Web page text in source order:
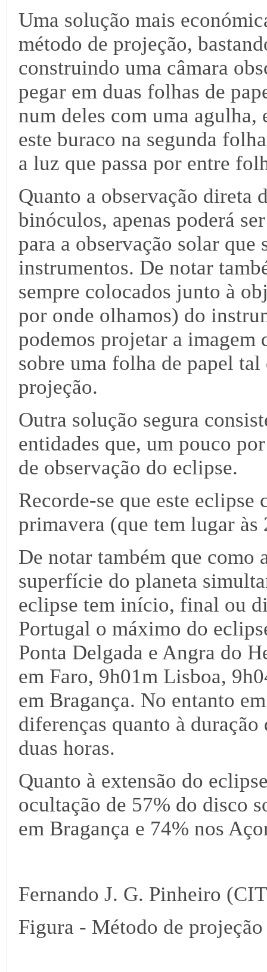
Uma solução mais
método de projeção,
construindo uma câmara
pegar em duas folhas de
num deles com uma agulha,
este buraco na segunda
a luz que passa por entre
Quanto a observação direta
binóculos, apenas poderá
para a observação solar que
instrumentos. De notar
sempre colocados junto à
por onde olhamos) do
podemos projetar a
sobre uma folha de papel
projeção.
Outra solução segura
entidades que, um pouco
de observação do eclipse.
Recorde-se que este eclipse
primavera (que tem lugar às
De notar também que como
superfície do planeta
eclipse tem início, final ou
Portugal o máximo do
Ponta Delgada e Angra do
em Faro, 9h01m Lisboa,
em Bragança. No entanto
diferenças quanto à
duas horas.
Quanto à extensão do
ocultação de 57% do disco
em Bragança e 74% nos
Fernando J. G. Pinheiro
Figura - Método de